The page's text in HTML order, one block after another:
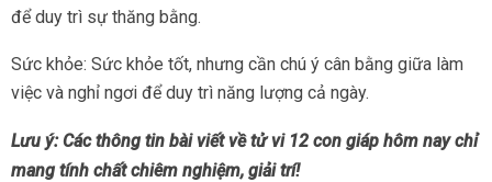
để duy trì sự thăng bằng.
Sức khỏe: Sức khỏe tốt, nhưng cần chú ý cân bằng giữa làm
việc và nghỉ ngơi để duy trì năng lượng cả ngày.
Lưu ý: Các thông tin bài viết về tử vi 12 con giáp hôm nay chỉ
mang tính chất chiêm nghiệm, giải trí!